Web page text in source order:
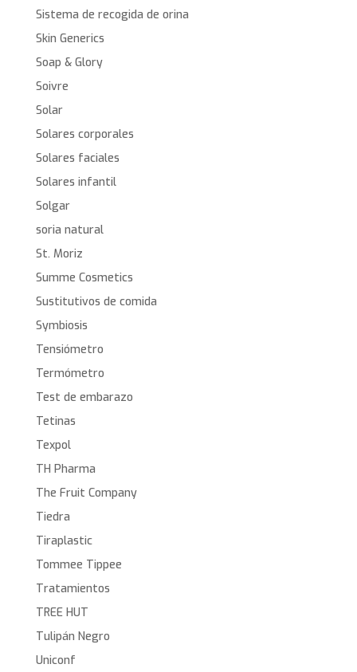
Sistema de recogida de orina
Skin Generics
Soap & Glory
Soivre
Solar
Solares corporales
Solares faciales
Solares infantil
Solgar
soria natural
St. Moriz
Summe Cosmetics
Sustitutivos de comida
Symbiosis
Tensiómetro
Termómetro
Test de embarazo
Tetinas
Texpol
TH Pharma
The Fruit Company
Tiedra
Tiraplastic
Tommee Tippee
Tratamientos
TREE HUT
Tulipán Negro
Uniconf